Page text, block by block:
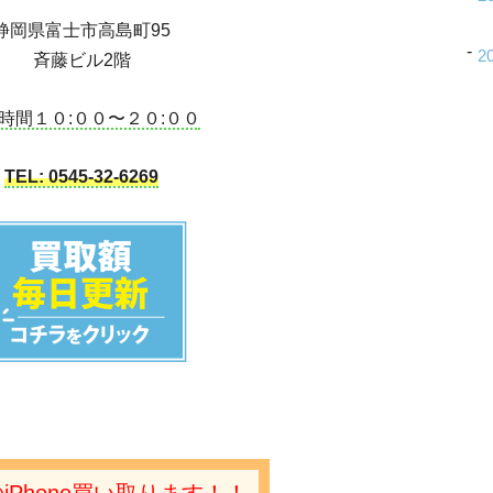
岡県富士市高島町95
斉藤ビル2階
間１０:００〜２０:００
TEL: 0545-32-6269